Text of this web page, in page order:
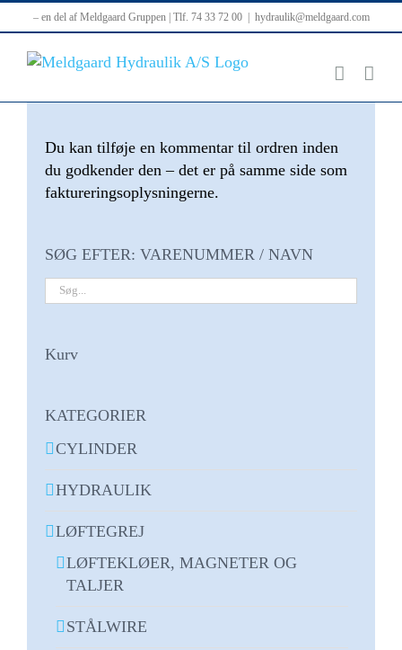
to
content
– en del af Meldgaard Gruppen | Tlf. 74 33 72 00 hydraulik@meldgaard.com
Du kan tilføje en kommentar til ordren inden
du godkender den – det er på samme side som
faktureringsoplysningerne.
SØG EFTER: VARENUMMER / NAVN
Kurv
KATEGORIER
CYLINDER
HYDRAULIK
LØFTEGREJ
LØFTEKLØER, MAGNETER OG
TALJER
STÅLWIRE